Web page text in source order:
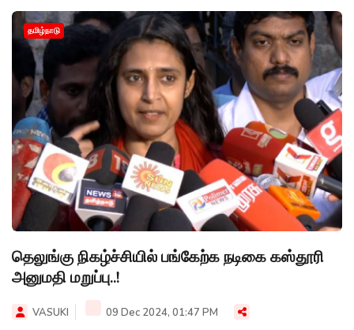
தமிழ்நாடு
தெலுங்கு நிகழ்ச்சியில் பங்கேற்க நடிகை கஸ்தூரி
அனுமதி மறுப்பு..!
VASUKI 09 Dec 2024, 01:47 PM